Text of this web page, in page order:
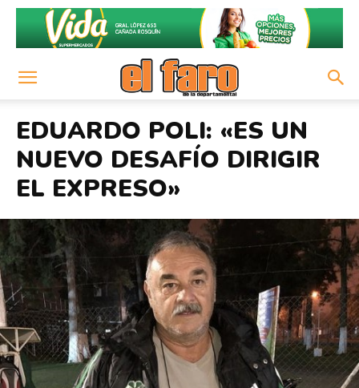
EDUARDO POLI: «ES UN
NUEVO DESAFÍO DIRIGIR
EL EXPRESO»